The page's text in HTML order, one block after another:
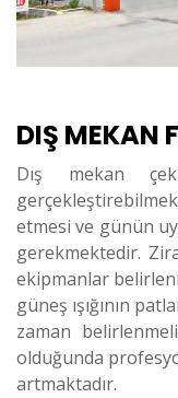
DIŞ MEKAN
Dış mekan
etmesi ve günün
gerekmektedir.
ekipmanlar
güneş ışığının
zaman
olduğunda
artmaktadır.